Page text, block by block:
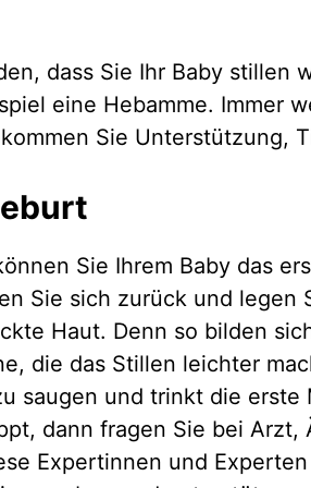
dass Sie Ihr Baby
eine Hebamme. Immer
Sie Unterstützung,
Sie Ihrem Baby das
Sie sich zurück und legen
Haut. Denn so bilden
die das Stillen leichter
saugen und trinkt die erste
dann fragen Sie bei Arzt,
Expertinnen und